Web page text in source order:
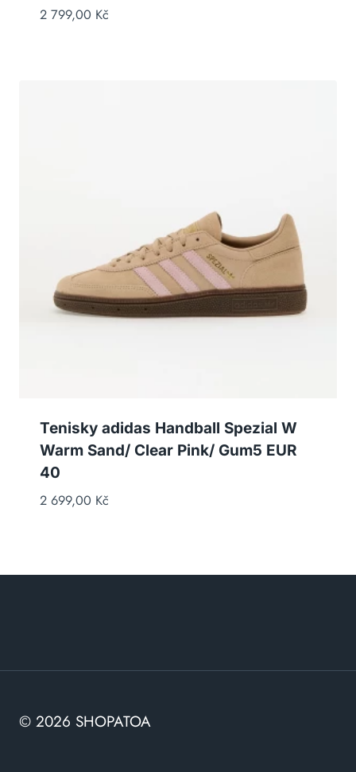
2 799,00 Kč
Tenisky adidas Handball Spezial W
Warm Sand/ Clear Pink/ Gum5 EUR
40
2 699,00 Kč
© 2026 SHOPATOA